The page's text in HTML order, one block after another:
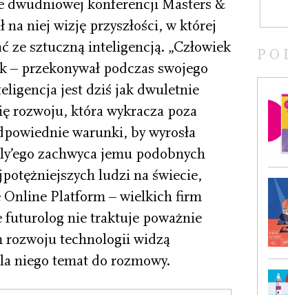
dwudniowej konferencji Masters &
na niej wizję przyszłości, w której
ze sztuczną inteligencją. „Człowiek
– przekonywał podczas swojego
jest dziś jak dwuletnie
rozwoju, która wykracza poza
warunki, by wyrosła
zachwyca jemu podobnych
ludzi na świecie,
Online Platform – wielkich firm
futurolog nie traktuje poważnie
rozwoju technologii widzą
niego temat do rozmowy.